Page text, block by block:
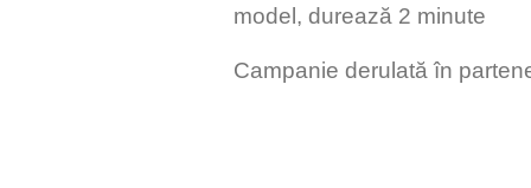
model, durează 2 minute
Campanie derulată în